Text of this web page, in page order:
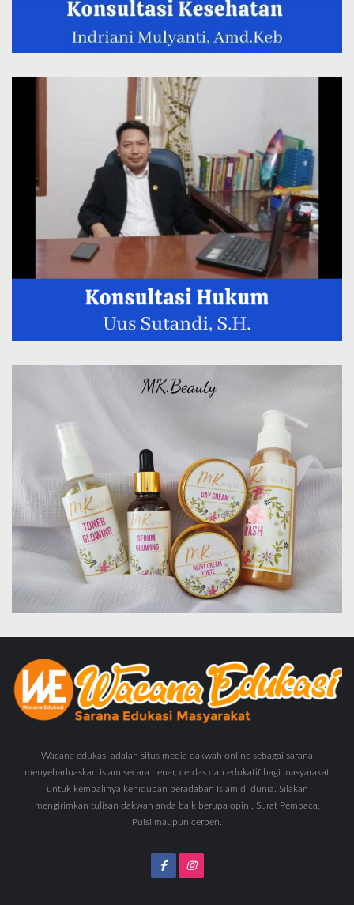
Wacana edukasi adalah situs media dakwah online sebagai sarana
menyebarluaskan islam secara benar, cerdas dan edukatif bagi masyarakat
untuk kembalinya kehidupan peradaban Islam di dunia. Silakan
mengirimkan tulisan dakwah anda baik berupa opini, Surat Pembaca,
Puisi maupun cerpen.